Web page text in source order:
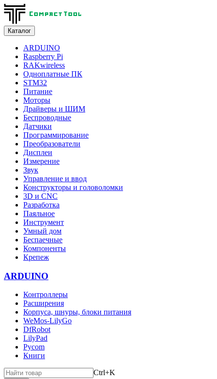
Каталог
ARDUINO
Raspberry Pi
RAKwireless
Одноплатные ПК
STM32
Питание
Моторы
Драйверы и ШИМ
Беспроводные
Датчики
Программирование
Преобразователи
Дисплеи
Измерение
Звук
Управление и ввод
Конструкторы и головоломки
3D и CNC
Разработка
Паяльное
Инструмент
Умный дом
Беспаечные
Компоненты
Крепеж
ARDUINO
Контроллеры
Расширения
Корпуса, шнуры, блоки питания
WeMos-LilyGo
DfRobot
LilyPad
Pycom
Книги
Ctrl+K